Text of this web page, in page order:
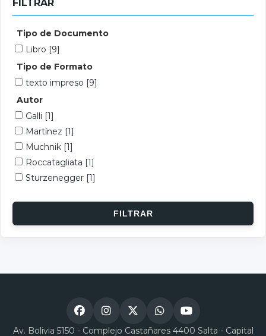
FILTRAR
Tipo de Documento
Libro [9]
Tipo de Formato
texto impreso [9]
Autor
Galli [1]
Martínez [1]
Muchnik [1]
Roccatagliata [1]
Sturzenegger [1]
Av. Bolivia 5150 - Complejo Castañares 4400 Salta - Capital